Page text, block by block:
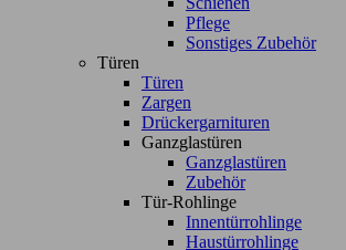
Pflege
Sonstiges Zubehör
Türen
Türen
Zargen
Drückergarnituren
Ganzglastüren
Ganzglastüren
Zubehör
Tür-Rohlinge
Innentürrohlinge
Haustürrohlinge